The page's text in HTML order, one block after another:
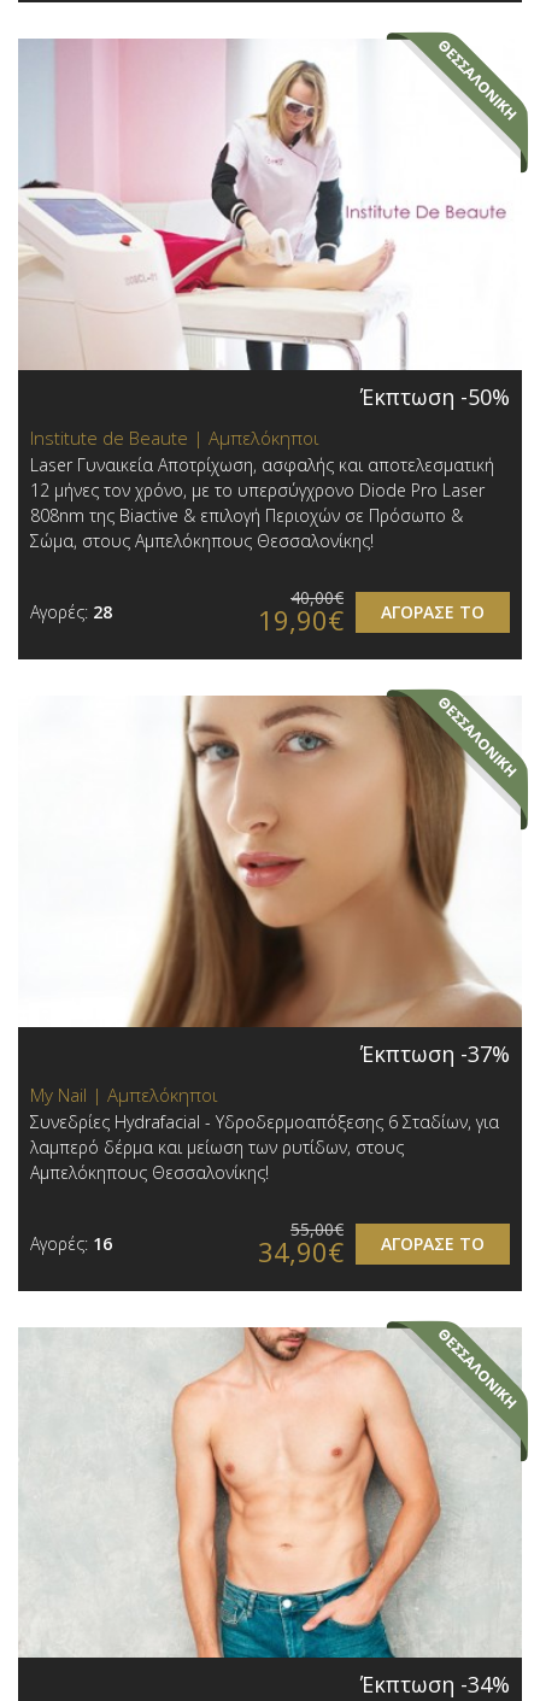
Έκπτωση -50%
Institute de Beaute | Αμπελόκηποι
Laser Γυναικεία Αποτρίχωση, ασφαλής και αποτελεσματική
12 μήνες τον χρόνο, με το υπερσύγχρονο Diode Pro Laser
808nm της Biactive & επιλογή Περιοχών σε Πρόσωπο &
Σώμα, στους Αμπελόκηπους Θεσσαλονίκης!
Αγορές: 28 ΑΓΟΡΑΣΕ ΤΟ
40,00€
19,90€
Έκπτωση -37%
My Nail | Αμπελόκηποι
Συνεδρίες Hydrafacial - Υδροδερμοαπόξεσης 6 Σταδίων, για
λαμπερό δέρμα και μείωση των ρυτίδων, στους
Αμπελόκηπους Θεσσαλονίκης!
Αγορές: 16 ΑΓΟΡΑΣΕ ΤΟ
55,00€
34,90€
Έκπτωση -34%